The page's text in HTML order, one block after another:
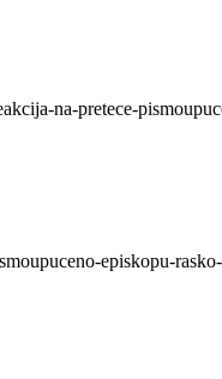
далматинске епархије
тачније,
na-pretece-
episkopu-